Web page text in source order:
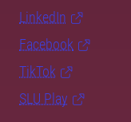
LinkedIn
Facebook
TikTok
SLU Play